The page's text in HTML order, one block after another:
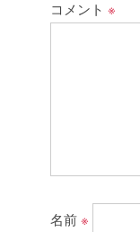
コメント ※
名前※